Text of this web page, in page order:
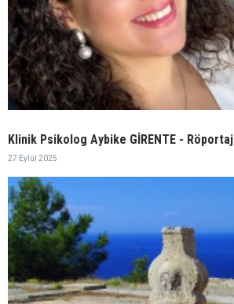
Klinik Psikolog Aybike GİRENTE - Röportaj
27 Eylül 2025